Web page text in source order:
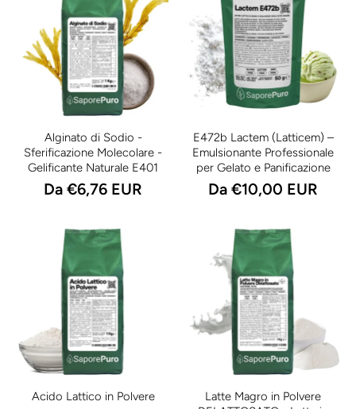
Alginato di Sodio -
Sferificazione Molecolare -
Gelificante Naturale E401
Da €6,76 EUR
E472b Lactem (Latticem) –
Emulsionante Professionale
per Gelato e Panificazione
Da €10,00 EUR
Acido Lattico in Polvere
Latte Magro in Polvere